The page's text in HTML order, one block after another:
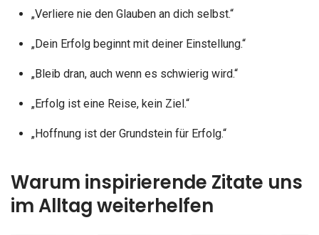
„Verliere nie den Glauben an dich selbst.“
„Dein Erfolg beginnt mit deiner Einstellung.“
„Bleib dran, auch wenn es schwierig wird.“
„Erfolg ist eine Reise, kein Ziel.“
„Hoffnung ist der Grundstein für Erfolg.“
Warum inspirierende Zitate uns
im Alltag weiterhelfen